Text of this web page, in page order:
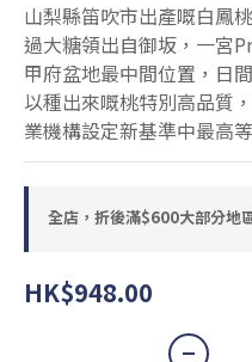
山梨縣笛吹市出產嘅白鳳
過大糖領出自御坂，一宮
甲府盆地最中間位置，日
以種出來嘅桃特別高品質
業機構設定新基準中最高
全店，折後滿$600大部分地
HK$948.00